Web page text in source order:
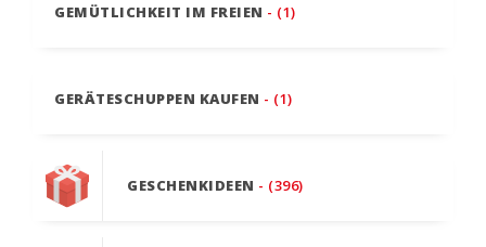
GEMÜTLICHKEIT IM FREIEN - (1)
GERÄTESCHUPPEN KAUFEN - (1)
GESCHENKIDEEN - (396)